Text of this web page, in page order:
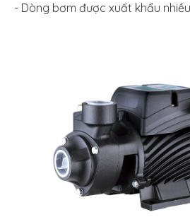
- Dòng bơm được xuất khẩu